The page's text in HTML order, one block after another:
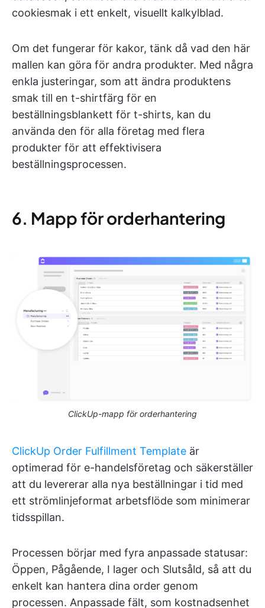
cookiesmak i ett enkelt, visuellt kalkylblad.
Om det fungerar för kakor, tänk då vad den här
mallen kan göra för andra produkter. Med några
enkla justeringar, som att ändra produktens
smak till en t-shirtfärg för en
beställningsblankett för t-shirts, kan du
använda den för alla företag med flera
produkter för att effektivisera
beställningsprocessen.
6. Mapp för orderhantering
ClickUp-mapp för orderhantering
ClickUp Order Fulfillment Template är
optimerad för e-handelsföretag och säkerställer
att du levererar alla nya beställningar i tid med
ett strömlinjeformat arbetsflöde som minimerar
tidsspillan.
Processen börjar med fyra anpassade statusar:
Öppen, Pågående, I lager och Slutsåld, så att du
enkelt kan hantera dina order genom
processen. Anpassade fält, som kostnadsenhet